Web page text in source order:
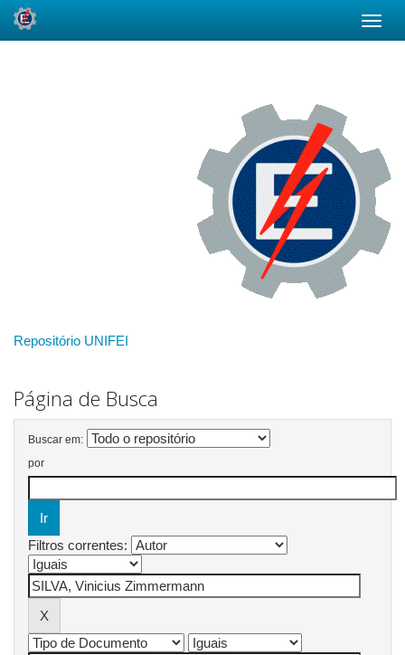
Repositório UNIFEI
Página de Busca
Buscar em:
por
Filtros correntes: